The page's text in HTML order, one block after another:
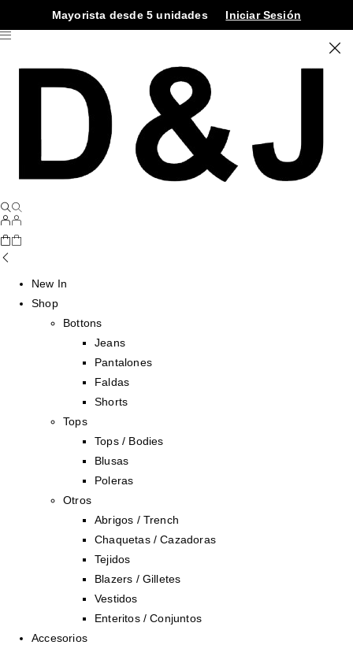
Mayorista desde 5 unidades Iniciar Sesión
New In
Shop
Bottons
Jeans
Pantalones
Faldas
Shorts
Tops
Tops / Bodies
Blusas
Poleras
Otros
Abrigos / Trench
Chaquetas / Cazadoras
Tejidos
Blazers / Gilletes
Vestidos
Enteritos / Conjuntos
Accesorios